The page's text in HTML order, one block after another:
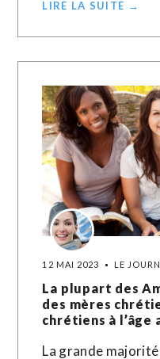
LIRE LA SUITE →
12 MAI 2023 LE
La plupart des
des mères
chrétiens à l’âge
La grande